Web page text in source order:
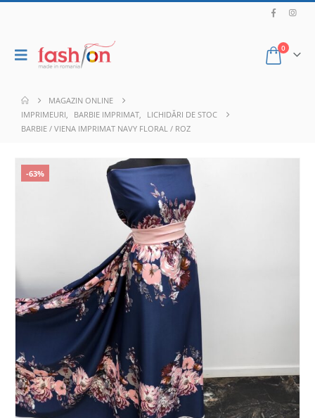
0
MAGAZIN ONLINE
IMPRIMEURI, BARBIE IMPRIMAT,
LICHIDĂRI DE STOC
BARBIE / VIENA IMPRIMAT NAVY FLORAL / ROZ
-63%